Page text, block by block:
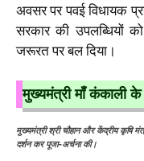
अवसर पर पवई विधायक
सरकार की उपलब्धियों
जरूरत पर बल दिया।
मुख्यमंत्री माँ कंकाली के
मुख्यमंत्री श्री चौहान और केंद्रीय कृषि
दर्शन कर पूजा-अर्चना की।